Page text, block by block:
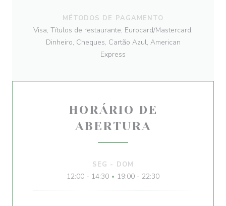
MÉTODOS DE PAGAMENTO
Visa, Títulos de restaurante, Eurocard/Mastercard,
Dinheiro, Cheques, Cartão Azul, American
Express
HORÁRIO DE
ABERTURA
SEG - DOM
12:00 - 14:30 • 19:00 - 22:30